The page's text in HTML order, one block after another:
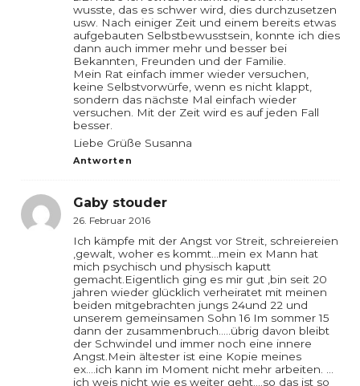
wusste, das es schwer wird, dies durchzusetzen
usw. Nach einiger Zeit und einem bereits etwas
aufgebauten Selbstbewusstsein, konnte ich dies
dann auch immer mehr und besser bei
Bekannten, Freunden und der Familie.
Mein Rat einfach immer wieder versuchen,
keine Selbstvorwürfe, wenn es nicht klappt,
sondern das nächste Mal einfach wieder
versuchen. Mit der Zeit wird es auf jeden Fall
besser.
Liebe Grüße Susanna
Antworten
Gaby stouder
26. Februar 2016
Ich kämpfe mit der Angst vor Streit, schreiereien
,gewalt, woher es kommt…mein ex Mann hat
mich psychisch und physisch kaputt
gemacht.Eigentlich ging es mir gut ,bin seit 20
jahren wieder glücklich verheiratet mit meinen
beiden mitgebrachten jungs 24und 22 und
unserem gemeinsamen Sohn 16 Im sommer 15
dann der zusammenbruch…..übrig davon bleibt
der Schwindel und immer noch eine innere
Angst.Mein ältester ist eine Kopie meines
ex….ich kann im Moment nicht mehr arbeiten. …
ich weis nicht wie es weiter geht….so das ist so